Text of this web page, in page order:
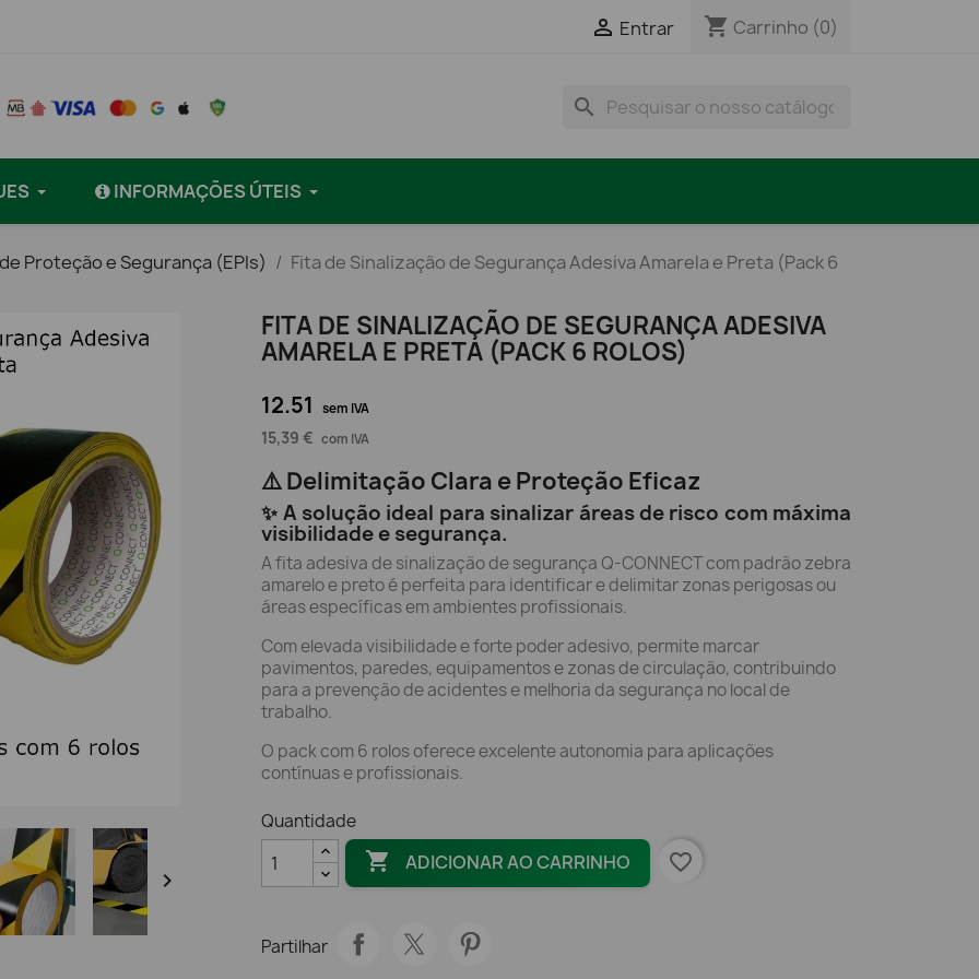
 Entrar shopping_cart Carrinho (0)
search
INFORMAÇÕES ÚTEIS
Proteção e Segurança (EPIs) Fita de Sinalização de Segurança Adesiva Amarela e Preta (Pack 6

FITA DE SINALIZAÇÃO DE SEGURANÇA ADESIVA
AMARELA E PRETA (PACK 6 ROLOS)
12.51 sem IVA
15,39 € com IVA
⚠️ Delimitação Clara e Proteção Eficaz
✨ A solução ideal para sinalizar áreas de risco com máxima
visibilidade e segurança.
A fita adesiva de sinalização de segurança Q-CONNECT com padrão zebra
amarelo e preto é perfeita para identificar e delimitar zonas perigosas ou
áreas específicas em ambientes profissionais.
Com elevada visibilidade e forte poder adesivo, permite marcar
pavimentos, paredes, equipamentos e zonas de circulação, contribuindo
para a prevenção de acidentes e melhoria da segurança no local de
trabalho.
O pack com 6 rolos oferece excelente autonomia para aplicações
contínuas e profissionais.
Quantidade
 ADICIONAR AO CARRINHO favorite_border
Partilhar